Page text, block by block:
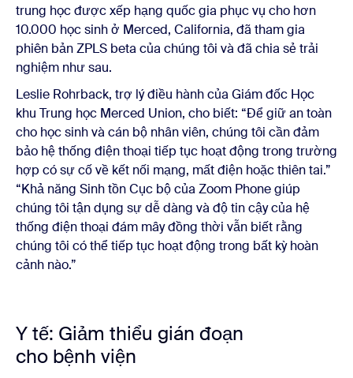
trung học được xếp hạng quốc gia phục vụ cho hơn
10.000 học sinh ở Merced, California, đã tham gia
phiên bản ZPLS beta của chúng tôi và đã chia sẻ trải
nghiệm như sau.
Leslie Rohrback, trợ lý điều hành của Giám đốc Học
khu Trung học Merced Union, cho biết: “Để giữ an toàn
cho học sinh và cán bộ nhân viên, chúng tôi cần đảm
bảo hệ thống điện thoại tiếp tục hoạt động trong trường
hợp có sự cố về kết nối mạng, mất điện hoặc thiên tai.”
“Khả năng Sinh tồn Cục bộ của Zoom Phone giúp
chúng tôi tận dụng sự dễ dàng và độ tin cậy của hệ
thống điện thoại đám mây đồng thời vẫn biết rằng
chúng tôi có thể tiếp tục hoạt động trong bất kỳ hoàn
cảnh nào.”
Y tế: Giảm thiểu gián đoạn
cho bệnh viện